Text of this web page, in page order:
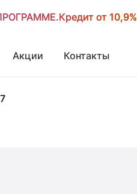
от 10,9%
от 10,9%
Акции Контакты